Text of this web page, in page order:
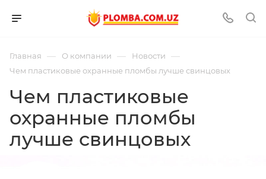
Главная — О компании — Новости —
Чем пластиковые охранные пломбы лучше свинцовых
Чем пластиковые
охранные пломбы
лучше свинцовых